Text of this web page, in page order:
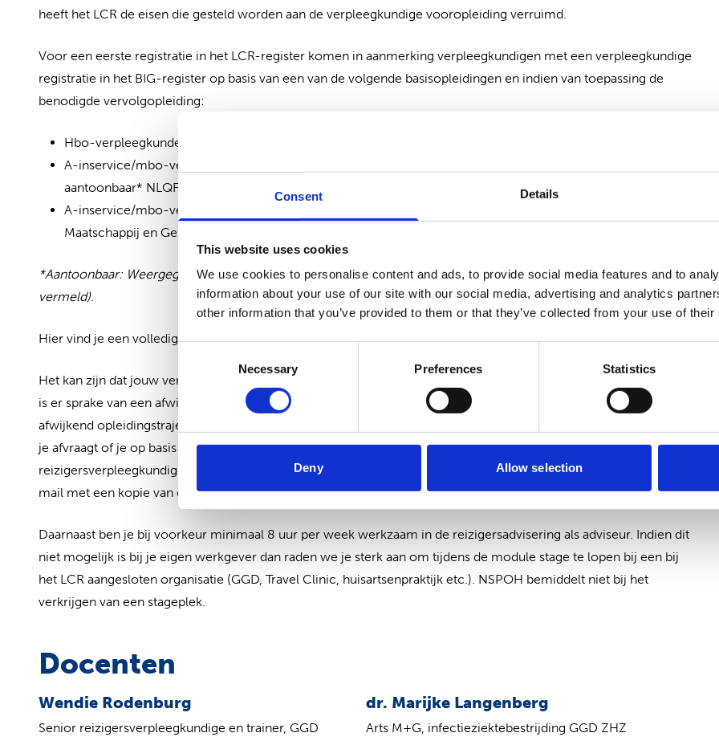
Consent Details
This website uses cookies
We use cookies to personalise content and ads, to provide social media features and to
information about your use of our site with our social media, advertising and analytics
other information that you’ve provided to them or that they’ve collected from your use of
Necessary Preferences Statistics
Deny Allow selection
heeft het LCR de eisen die gesteld worden aan de verpleegkundige vooropleiding verruimd.
Voor een eerste registratie in het LCR-register komen in aanmerking verpleegkundigen met een verpleegkundige
registratie in het BIG-register op basis van een van de volgende basisopleidingen en indien van toepassing de
benodigde vervolgopleiding:
Hbo-verpleegkunde
A-inservice/mbo-verpleegkunde niveau 4 aangevuld met een verpleegkundige vervolgopleiding op
aantoonbaar* NLQF6 of hbo-bachelor of post-hbo niveau.
A-inservice/mbo-verpleegkunde niveau 4 aangevuld met een vervolgopleiding Verpleegkundige
Maatschappij en Gezondheid/Maatschappelijke Gezondheidszorg (M&G of MGZ), zowel profiel AGZ als JGZ
*Aantoonbaar: Weergegeven op het diploma/getuigschrift/certificaat (de term NLQF6, hbo of bachelor staat
vermeld).
Hier vind je een volledig overzicht vande voorwaarden voor een registratie als reizigersverpleegkundige.
Het kan zijn dat jouw verpleegkundige voor- en/of vervolgopleiding hierboven niet genoemd wordt. In dat geval
is er sprake van een afwijkend opleidingstraject. NSPOH kan geen uitspraken doen of je op basis van een
afwijkend opleidingstraject in aanmerking komt voor een LCR-registratie als reizigersverpleegkundige. Indien je
je afvraagt of je op basis van door jouw afgeronde opleidingen in aanmerking komt voor een registratie als
reizigersverpleegkundige bij het LCR, neem dan contact op met het LCR. Stuur hiervoor ruim van tevoren een e-
mail met een kopie van de betreffende diploma’s naar:registratie@lcr.nl.
Daarnaast ben je bij voorkeur minimaal 8 uur per week werkzaam in de reizigersadvisering als adviseur. Indien dit
niet mogelijk is bij je eigen werkgever dan raden we je sterk aan om tijdens de module stage te lopen bij een bij
het LCR aangesloten organisatie (GGD, Travel Clinic, huisartsenpraktijk etc.). NSPOH bemiddelt niet bij het
verkrijgen van een stageplek.
Docenten
Wendie Rodenburg
Senior reizigersverpleegkundige en trainer, GGD
dr. Marijke Langenberg
Arts M+G, infectieziektebestrijding GGD ZHZ